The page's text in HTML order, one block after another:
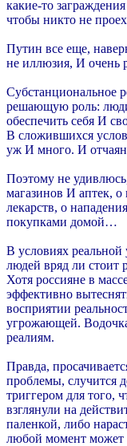
какие-то
чтобы никто не
Путин все еще,
не иллюзия, И очень
Субстанциональное
решающую роль:
обеспечить себя И
В сложившихся
уж И много. И
Поэтому не
магазинов И аптек, о
лекарств, о
покупками домой…
В условиях реальной
людей вряд ли стоит
Хотя россияне в
эффективно
восприятии
угрожающей.
реалиям.
Правда,
проблемы, случится
триггером для
взглянули на
паленкой, либо
любой момент может